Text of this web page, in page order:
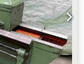
– infinitamente
la mesa: 1.140
mm Diámetro de
25.000 Nm Peso
DE LA MÁQUINA